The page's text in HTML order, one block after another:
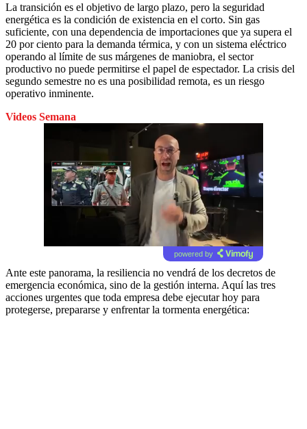
La transición es el objetivo de largo plazo, pero la seguridad
energética es la condición de existencia en el corto. Sin gas
suficiente, con una dependencia de importaciones que ya supera el
20 por ciento para la demanda térmica, y con un sistema eléctrico
operando al límite de sus márgenes de maniobra, el sector
productivo no puede permitirse el papel de espectador. La crisis del
segundo semestre no es una posibilidad remota, es un riesgo
operativo inminente.
Videos Semana
powered by
Ante este panorama, la resiliencia no vendrá de los decretos de
emergencia económica, sino de la gestión interna. Aquí las tres
acciones urgentes que toda empresa debe ejecutar hoy para
protegerse, prepararse y enfrentar la tormenta energética: